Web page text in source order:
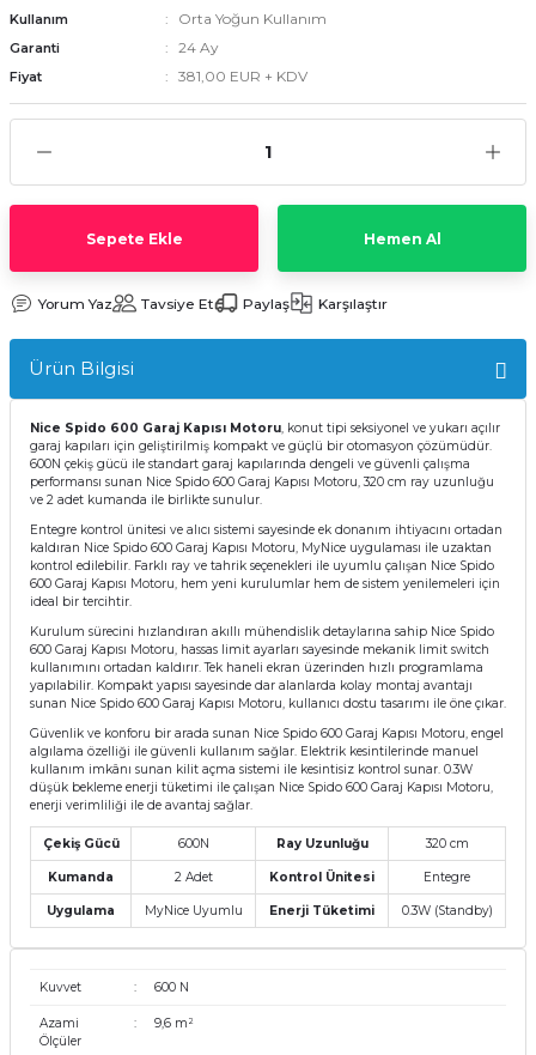
Kullanım Orta Yoğun Kullanım
Garanti 24 Ay
Fiyat 381,00 EUR + KDV
Sepete Ekle Hemen Al
Yorum Yaz Tavsiye Et Paylaş Karşılaştır
Ürün Bilgisi
Nice Spido 600 Garaj Kapısı Motoru, konut tipi seksiyonel ve yukarı açılır
garaj kapıları için geliştirilmiş kompakt ve güçlü bir otomasyon çözümüdür.
600N çekiş gücü ile standart garaj kapılarında dengeli ve güvenli çalışma
performansı sunan Nice Spido 600 Garaj Kapısı Motoru, 320 cm ray uzunluğu
ve 2 adet kumanda ile birlikte sunulur.
Entegre kontrol ünitesi ve alıcı sistemi sayesinde ek donanım ihtiyacını ortadan
kaldıran Nice Spido 600 Garaj Kapısı Motoru, MyNice uygulaması ile uzaktan
kontrol edilebilir. Farklı ray ve tahrik seçenekleri ile uyumlu çalışan Nice Spido
600 Garaj Kapısı Motoru, hem yeni kurulumlar hem de sistem yenilemeleri için
ideal bir tercihtir.
Kurulum sürecini hızlandıran akıllı mühendislik detaylarına sahip Nice Spido
600 Garaj Kapısı Motoru, hassas limit ayarları sayesinde mekanik limit switch
kullanımını ortadan kaldırır. Tek haneli ekran üzerinden hızlı programlama
yapılabilir. Kompakt yapısı sayesinde dar alanlarda kolay montaj avantajı
sunan Nice Spido 600 Garaj Kapısı Motoru, kullanıcı dostu tasarımı ile öne çıkar.
Güvenlik ve konforu bir arada sunan Nice Spido 600 Garaj Kapısı Motoru, engel
algılama özelliği ile güvenli kullanım sağlar. Elektrik kesintilerinde manuel
kullanım imkânı sunan kilit açma sistemi ile kesintisiz kontrol sunar. 0.3W
düşük bekleme enerji tüketimi ile çalışan Nice Spido 600 Garaj Kapısı Motoru,
enerji verimliliği ile de avantaj sağlar.
Çekiş Gücü 600N Ray Uzunluğu 320 cm
Kumanda 2 Adet Kontrol Ünitesi Entegre
Uygulama MyNice Uyumlu Enerji Tüketimi 0.3W (Standby)
Kuvvet : 600 N
Azami
Ölçüler
: 9,6 m²